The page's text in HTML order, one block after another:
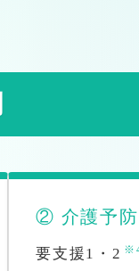
② 介護予防
要支援1・2